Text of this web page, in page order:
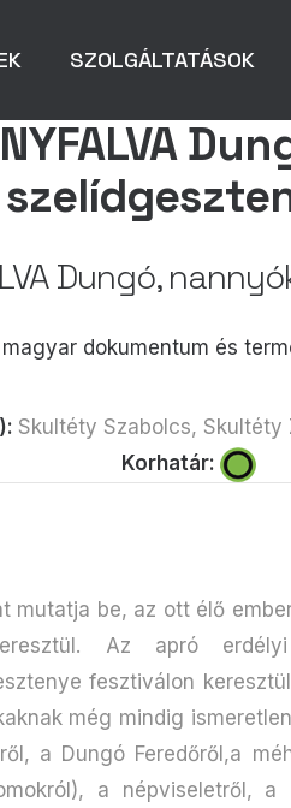
SZOLGÁLTATÁSOK
Dungó,
magyar dokumentum és
Skultéty Szabolcs, Skultéty
Korhatár:
mutatja be, az ott élő
Az apró
fesztiválon
még mindig
a Dungó Feredőről,a
a népviseletről, a